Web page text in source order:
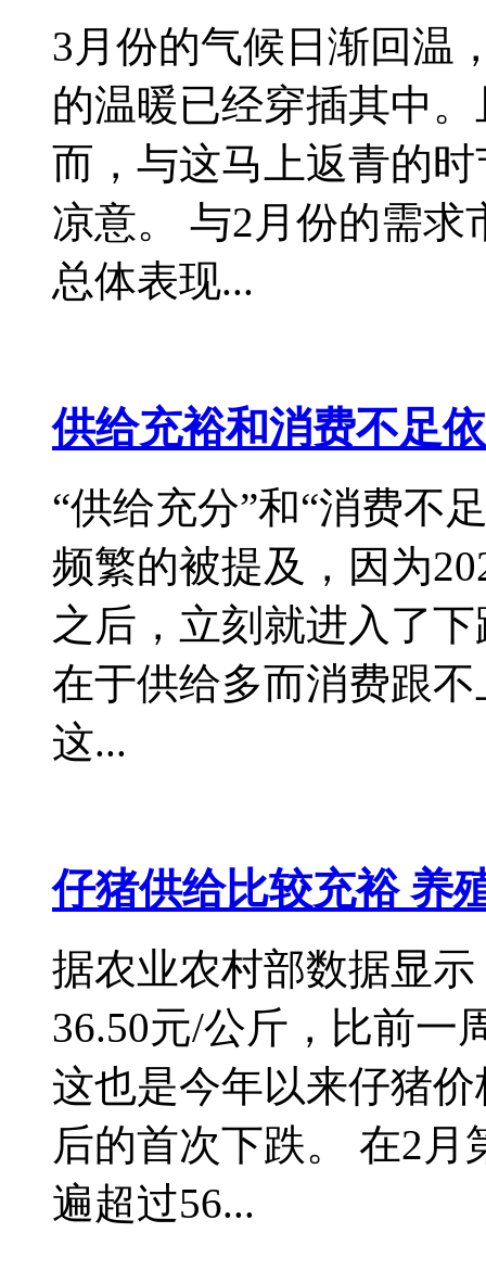
3月份的气候日渐回温
的温暖已经穿插其中
而，与这马上返青的
凉意。 与2月份的需求
总体表现...
供给充裕和消费不足
“供给充分”和“消费不
频繁的被提及，因为
之后，立刻就进入了
在于供给多而消费跟
这...
仔猪供给比较充裕 养
据农业农村部数据显
36.50元/公斤，比前一
这也是今年以来仔猪
后的首次下跌。 在2
遍超过56...